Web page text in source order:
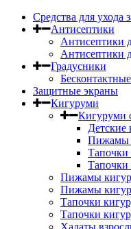
Средства для ухода
Антисептики
Антисептики
Антисептики
Градусники
Защитные экраны
Кигуруми
Кигуруми
Детские
Пижамы
Тапочки
Тапочки
Пижамы
Пижамы
Тапочки
Тапочки
Халаты